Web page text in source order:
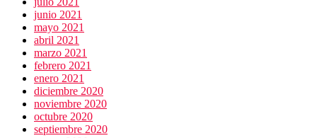
junio 2021
mayo 2021
abril 2021
marzo 2021
febrero 2021
enero 2021
diciembre 2020
noviembre 2020
octubre 2020
septiembre 2020